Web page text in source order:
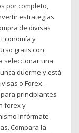
por completo,
estrategias
de divisas
y
gratis con
seleccionar una
duerme y está
o Forex.
principiantes
forex y
Infórmate
Compara la